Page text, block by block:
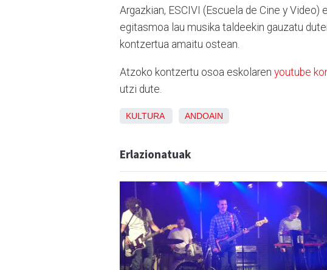
Argazkian, ESCIVI (Escuela de Cine y
egitasmoa lau musika taldeekin gauzatu
kontzertua amaitu ostean.
Atzoko kontzertu osoa eskolaren youtube
utzi dute.
KULTURA ANDOAIN
Erlazionatuak